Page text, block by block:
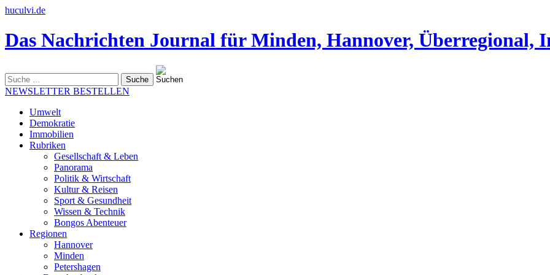
huculvi.de
Das Nachrichten Journal für Minden, Hannover, Überregional,
nach:
NEWSLETTER BESTELLEN
Umwelt
Demokratie
Immobilien
Rubriken
Gesellschaft & Leben
Panorama
Politik & Wirtschaft
Kultur & Reisen
Sport & Gesundheit
Wissen & Technik
Bongos Abenteuer
Regionen
Hannover
Minden
Petershagen